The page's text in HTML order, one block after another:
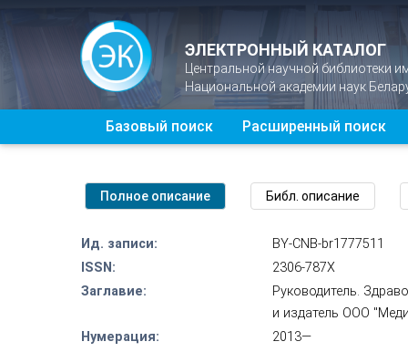
ЭЛЕКТРОННЫЙ КАТАЛОГ
Центральной научной библиотеки
Национальной академии наук
Базовый поиск Расширенный поиск
Ид. записи:
BY-CNB-br1777511
ISSN:
2306-787X
Заглавие:
Руководитель.
и издатель ООО
Нумерация:
2013—